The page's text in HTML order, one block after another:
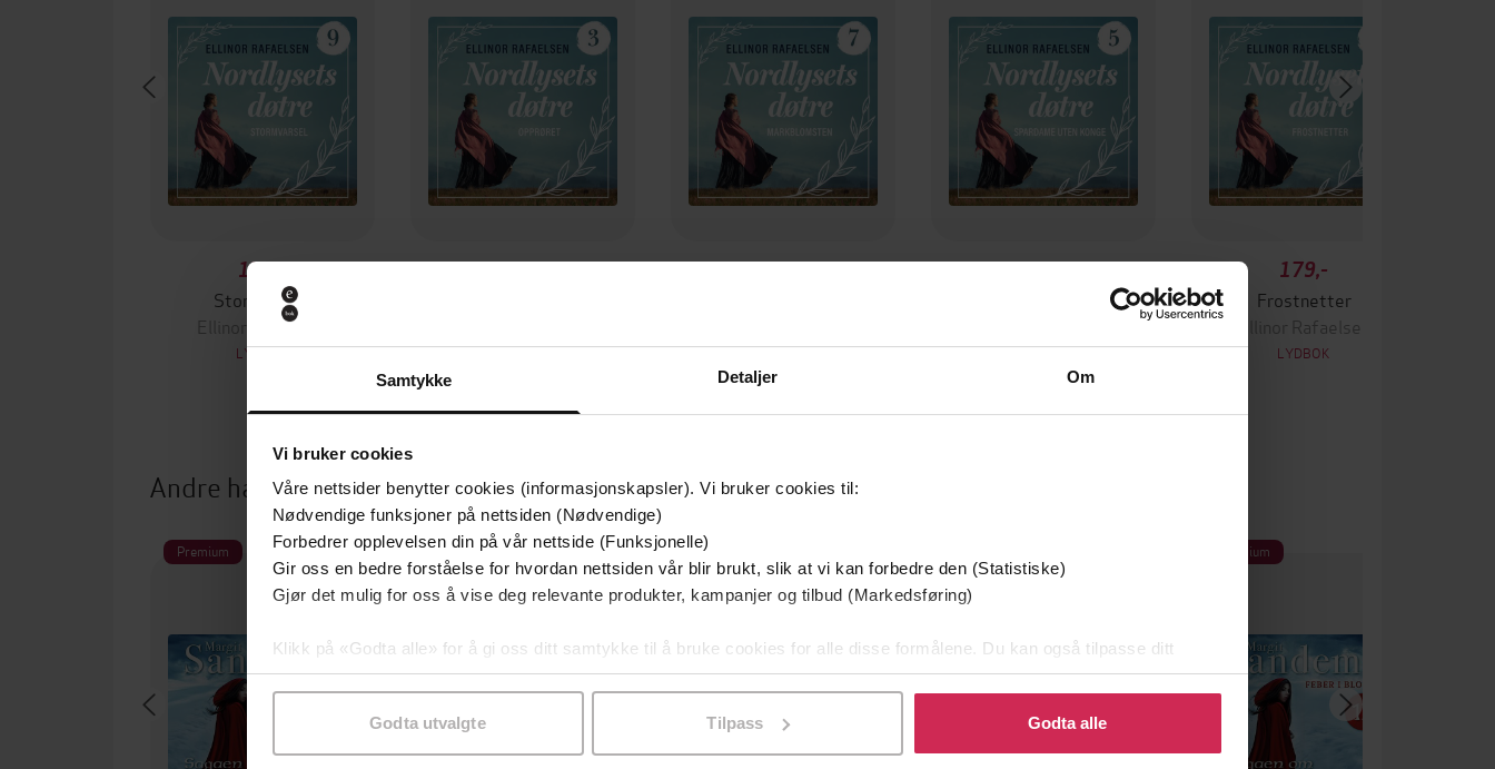
Samtykke Detaljer Om
Vi bruker cookies
Våre nettsider benytter cookies (informasjonskapsler). Vi bruker cookies til:
Nødvendige funksjoner på nettsiden (Nødvendige)
Forbedrer opplevelsen din på vår nettside (Funksjonelle)
Gir oss en bedre forståelse for hvordan nettsiden vår blir brukt, slik at vi kan forbedre den (Statistiske)
Gjør det mulig for oss å vise deg relevante produkter, kampanjer og tilbud (Markedsføring)
Klikk på «Godta alle» for å gi oss ditt samtykke til å bruke cookies for alle disse formålene. Du kan også tilpasse ditt
samtykke til spesifikke formål ved å klikke på «Tilpass». Du kan når som helst trekke tilbake eller endre ditt samtykke.
Godta utvalgte Tilpass Godta alle
179,-
Stormvarsel
Ellinor Rafaelsen
LYDBOK
179,-
LYDBOK
179,-
LYDBOK
179,-
Spardame uten konge
LYDBOK
179,-
Frostnetter
Ellinor Rafaelsen
LYDBOK
Andre har også kjøpt
Premium Premium Premium